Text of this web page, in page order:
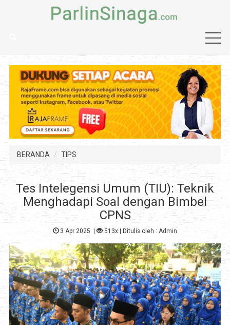
BERANDA TIPS
Tes Intelegensi Umum (TIU): Teknik
Menghadapi Soal dengan Bimbel
CPNS
3 Apr 2025 | 513x | Ditulis oleh :Admin